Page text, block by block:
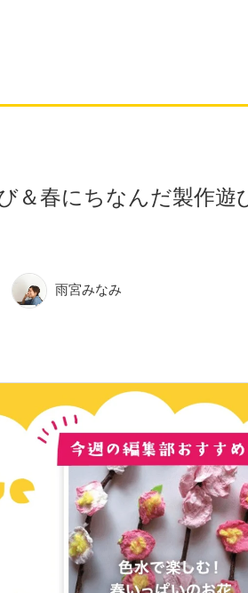
＆春にちなんだ製作遊
雨宮みなみ